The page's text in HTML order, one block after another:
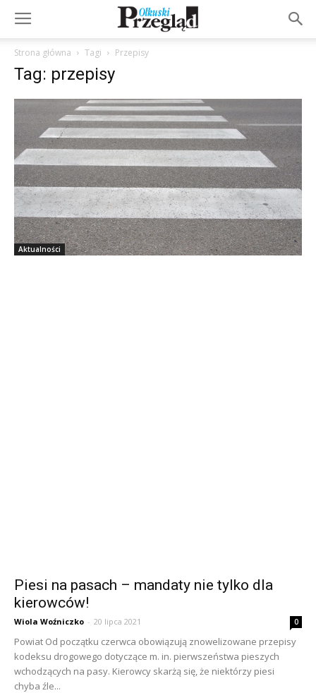
Strona główna Tagi Przepisy
Tag: przepisy
Aktualności
Piesi na pasach – mandaty nie tylko dla
kierowców!
Wiola Woźniczko - 20 lipca 2021 0
Powiat Od początku czerwca obowiązują znowelizowane przepisy
kodeksu drogowego dotyczące m. in. pierwszeństwa pieszych
wchodzących na pasy. Kierowcy skarżą się, że niektórzy piesi
chyba źle...